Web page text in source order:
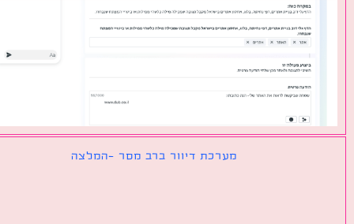
מערכת דיוור ברב מסר -המלצה